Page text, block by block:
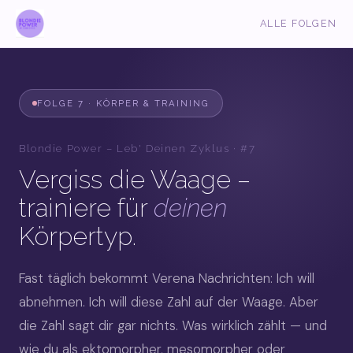
ALLE FOLGEN
FOLGE 7 · KÖRPER & TRAINING
Blondie Power – Leb' Deinen Zyklus · #7
Vergiss die Waage –
trainiere für deinen
Körpertyp.
Fast täglich bekommt Verena Nachrichten: Ich will
abnehmen. Ich will diese Zahl auf der Waage. Aber
die Zahl sagt dir gar nichts. Was wirklich zählt — und
wie du als ektomorpher, mesomorpher oder